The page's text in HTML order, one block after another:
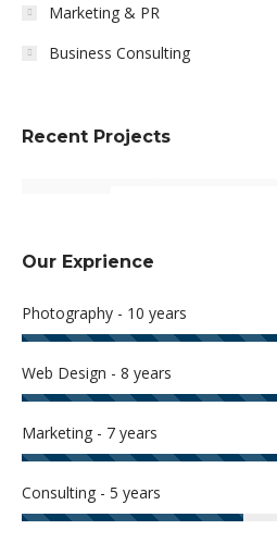
Marketing & PR
Business Consulting
Recent Projects
Our Exprience
Photography - 10 years
Web Design - 8 years
Marketing - 7 years
Consulting - 5 years